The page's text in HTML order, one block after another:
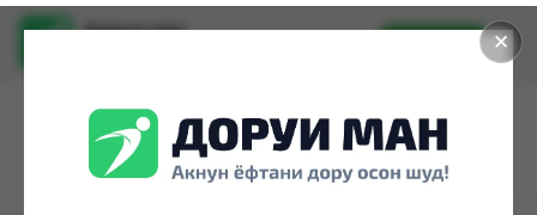
✕
Доруи ман
Установить